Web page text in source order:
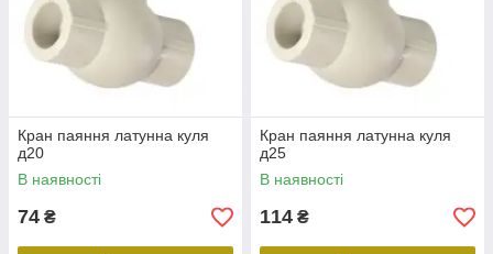
Кран паяння латунна куля
д20
В наявності
74 ₴
Кран паяння латунна куля
д25
В наявності
114 ₴